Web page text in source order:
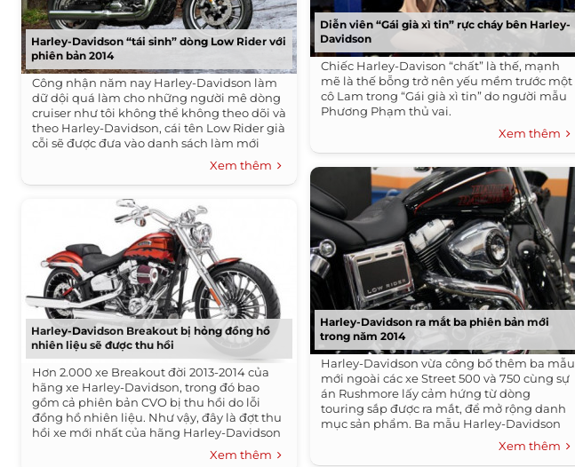
Harley-Davidson “tái sinh” dòng Low Rider với
phiên bản 2014
Công nhận năm nay Harley-Davidson làm
dữ dội quá làm cho những người mê dòng
cruiser như tôi không thể không theo dõi và
theo Harley-Davidson, cái tên Low Rider già
cỗi sẽ được đưa vào danh sách làm mới
Xem thêm
Harley-Davidson Breakout bị hỏng đồng hồ
nhiên liệu sẽ được thu hồi
Hơn 2.000 xe Breakout đời 2013-2014 của
hãng xe Harley-Davidson, trong đó bao
gồm cả phiên bản CVO bị thu hồi do lỗi
đồng hồ nhiên liệu. Như vậy, đây là đợt thu
hồi xe mới nhất của hãng Harley-Davidson
Xem thêm
Diễn viên “Gái già xì tin” rực cháy bên Harley-
Davidson
Chiếc Harley-Davison “chất” là thế, mạnh
mẽ là thế bỗng trở nên yếu mềm trước một
cô Lam trong “Gái già xì tin” do người mẫu
Phương Phạm thủ vai.
Xem thêm
Harley-Davidson ra mắt ba phiên bản mới
trong năm 2014
Harley-Davidson vừa công bố thêm ba mẫu
mới ngoài các xe Street 500 và 750 cùng sự
án Rushmore lấy cảm hứng từ dòng
touring sắp được ra mắt, để mở rộng danh
mục sản phẩm. Ba mẫu Harley-Davidson
Xem thêm